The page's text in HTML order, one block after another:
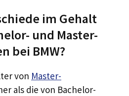
im Gehalt
und Master-
bei BMW?
von Master-
als die von Bachelor-